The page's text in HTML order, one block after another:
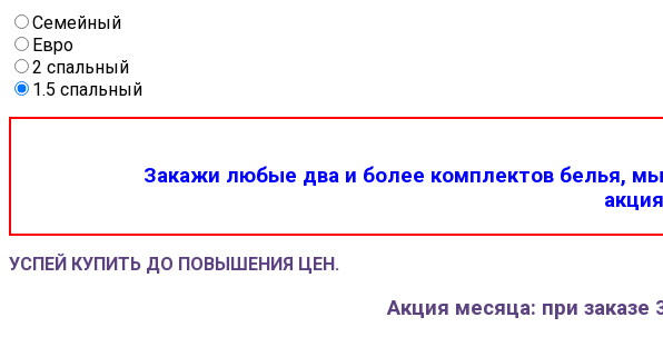
Семейный
Евро
2 спальный
1.5 спальный
Закажи любые два и более комплектов белья,
УСПЕЙ КУПИТЬ ДО ПОВЫШЕНИЯ ЦЕН.
Акция месяца: при заказе